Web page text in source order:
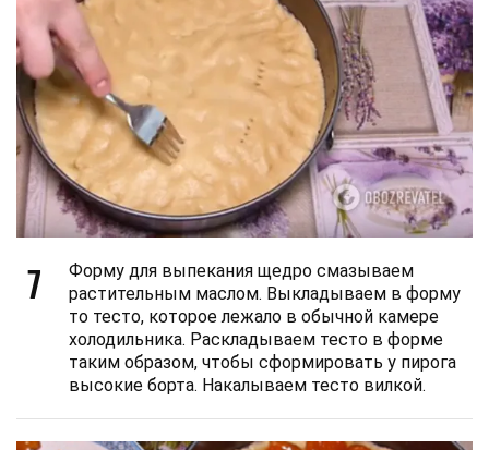
7
Форму для выпекания щедро смазываем
растительным маслом. Выкладываем в форму
то тесто, которое лежало в обычной камере
холодильника. Раскладываем тесто в форме
таким образом, чтобы сформировать у пирога
высокие борта. Накалываем тесто вилкой.